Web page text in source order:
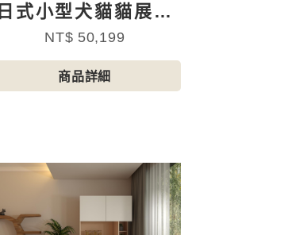
日式小型犬貓貓展示
通風儲物櫃（不含玻
璃及配件）
NT$ 50,199
商品詳細